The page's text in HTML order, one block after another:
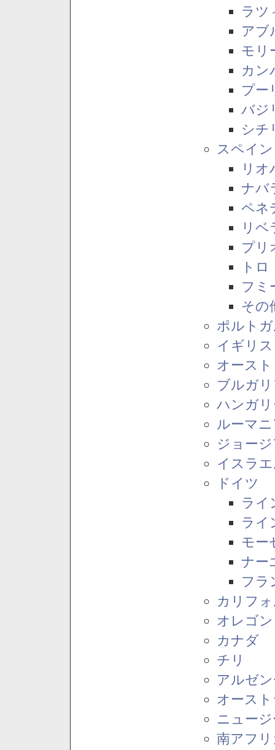
ラツ
アブ
モリ
カン
プー
バジ
シチ
スペイン
リオ
ナバ
ペネ
リベ
プリ
トロ
フミ
その
ポルト
イギリス
オース
ブルガ
ハンガ
ルーマ
ジョー
イスラ
ドイツ
ライ
ライ
モー
ナー
フラ
カリフ
オレゴ
カナダ
チリ
アルゼ
オース
ニュー
南アフ